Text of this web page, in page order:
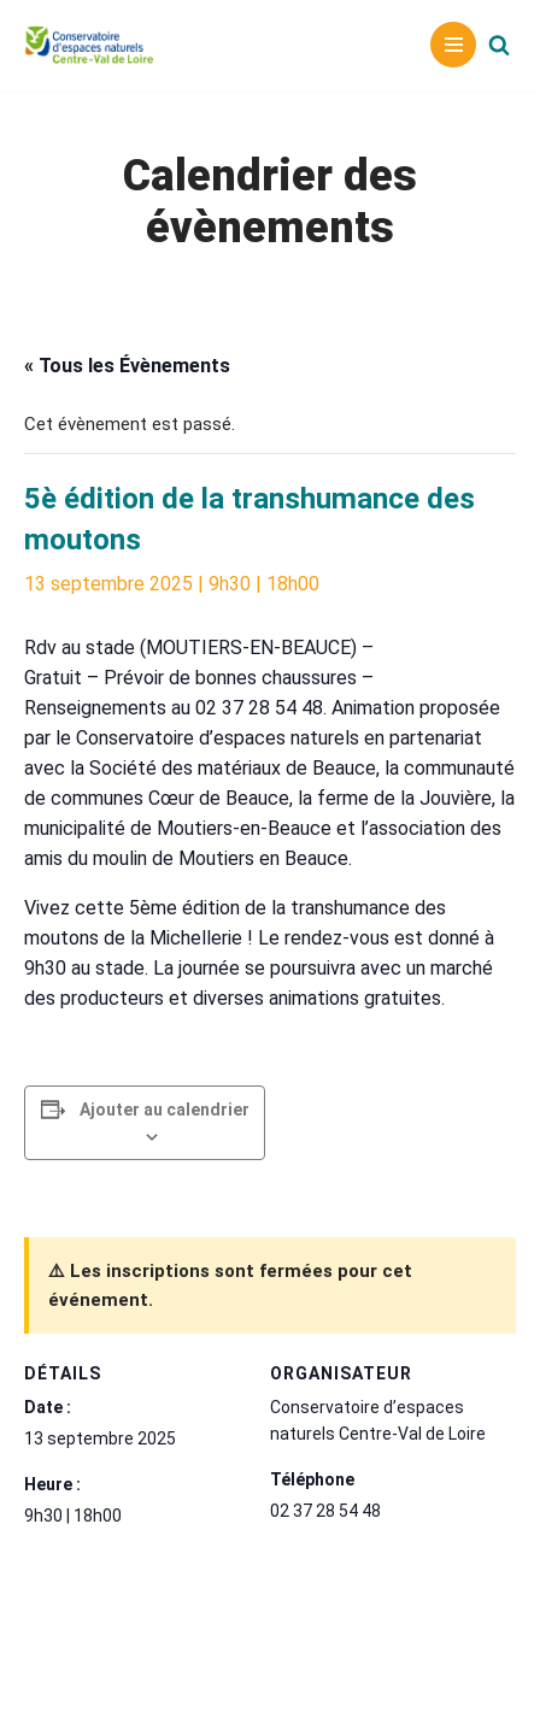
Aller
Calendrier des
évènements
« Tous les Évènements
Cet évènement est passé.
5è édition de la transhumance des
moutons
13 septembre 2025 | 9h30 | 18h00
Rdv au stade (MOUTIERS-EN-BEAUCE) –
Gratuit – Prévoir de bonnes chaussures –
Renseignements au 02 37 28 54 48. Animation proposée
par le Conservatoire d’espaces naturels en partenariat
avec la Société des matériaux de Beauce, la communauté
de communes Cœur de Beauce, la ferme de la Jouvière, la
municipalité de Moutiers-en-Beauce et l’association des
amis du moulin de Moutiers en Beauce.
Vivez cette 5ème édition de la transhumance des
moutons de la Michellerie ! Le rendez-vous est donné à
9h30 au stade. La journée se poursuivra avec un marché
des producteurs et diverses animations gratuites.
Ajouter au calendrier
⚠️ Les inscriptions sont fermées pour cet
événement.
DÉTAILS
Date :
13 septembre 2025
Heure :
9h30 | 18h00
ORGANISATEUR
Conservatoire d’espaces
naturels Centre-Val de Loire
Téléphone
02 37 28 54 48